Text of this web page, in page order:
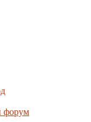
форум